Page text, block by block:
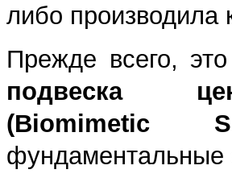
либо производила
Прежде всего, это
подвеска
(Biomimetic
фундаментальные